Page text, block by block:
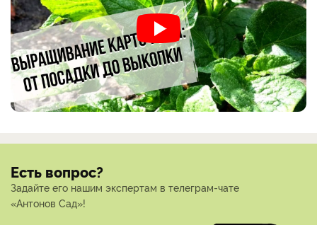
Есть вопрос?
Задайте его нашим экспертам в телеграм-чате
«Антонов Сад»!